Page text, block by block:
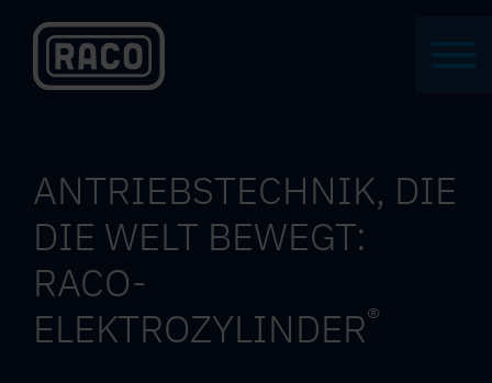
ANTRIEBSTECHNIK, DIE
DIE WELT BEWEGT:
RACO-
ELEKTROZYLINDER®